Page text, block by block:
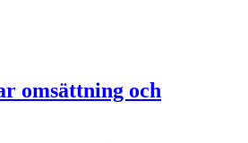
omsättning och